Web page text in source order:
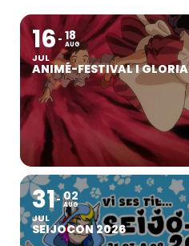
16
JUL
18
AUG
ANIMÉ-FESTIVAL I GLORIA
31
JUL
02
AUG
SEIJOCON 2026